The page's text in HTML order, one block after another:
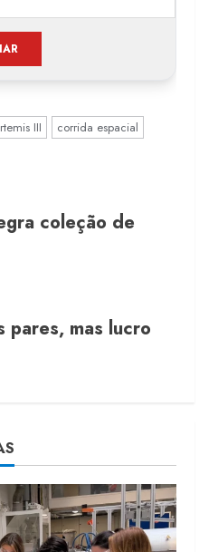
III
corrida espacial
coleção de
pares, mas lucro